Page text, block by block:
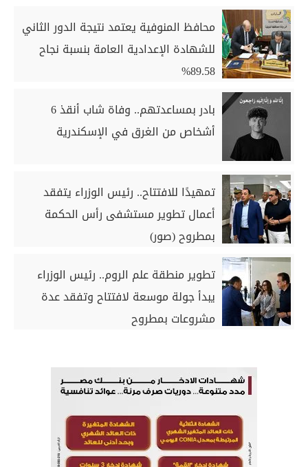
محافظ المنوفية يعتمد نتيجة الدور الثاني
للشهادة الإعدادية العامة بنسبة نجاح
89.58%
بادر بمساعدتهم.. وفاة شاب أنقذ 6
أشخاص من الغرق في الإسكندرية
تمهيدًا للافتتاح.. رئيس الوزراء يتفقد
أعمال تطوير مستشفى رأس الحكمة
بمطروح (صور)
تطوير منطقة علم الروم.. رئيس الوزراء
يبدأ جولة موسعة لافتتاح وتفقد عدة
مشروعات بمطروح